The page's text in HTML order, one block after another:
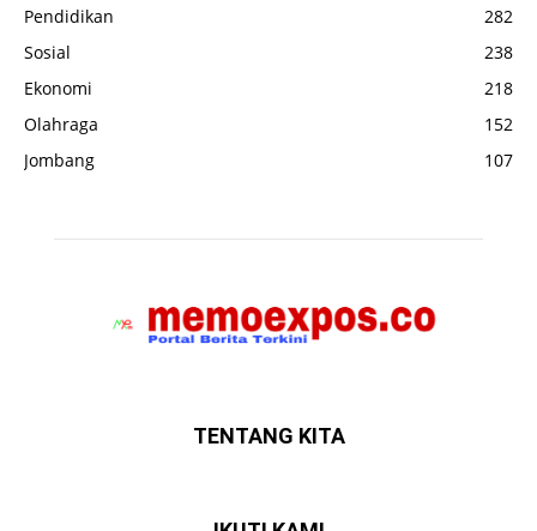
Pendidikan
282
Sosial
238
Ekonomi
218
Olahraga
152
Jombang
107
TENTANG KITA